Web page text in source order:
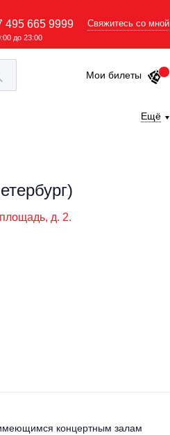
495 665 9999
до 23:00
Свяжитесь со мной
Мои билеты
Ещё
д. 2.
концертным залам